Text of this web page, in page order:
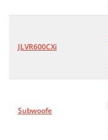
JLVR600CXi
Subwoofe